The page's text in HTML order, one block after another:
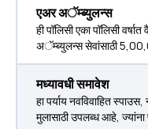
एअर अॅम्ब्युलन्स
ही पॉलिसी एका पॉलिसी
अॅम्ब्युलन्स सेवांसाठी
मध्यावधी समावेश
हा पर्याय नवविवाहित
मुलासाठी उपलब्ध आहे, ज्यांना